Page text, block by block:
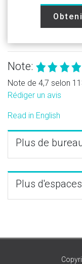
Note:
Note de 4,7 selon
Rédiger un avis
Read in English
Plus de
Plus